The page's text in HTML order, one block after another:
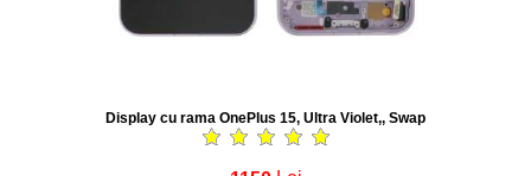
Display cu rama OnePlus 15, Ultra Violet,, Swap